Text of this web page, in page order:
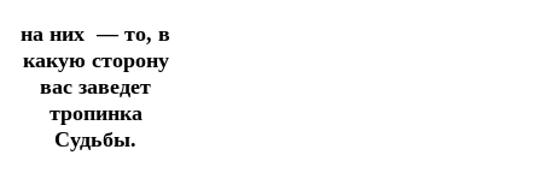
на них — то, в
какую сторону
вас заведет
тропинка
Судьбы.